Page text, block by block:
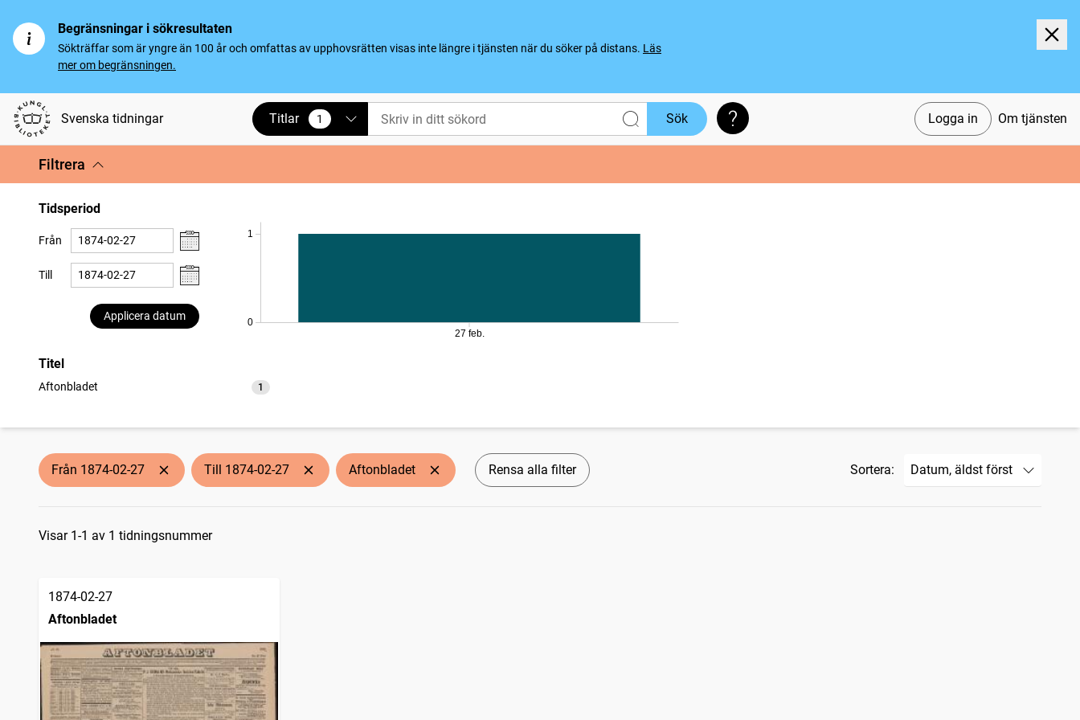
Begränsningar i sökresultaten
Sökträffar som är yngre än 100 år och omfattas av upphovsrätten visas inte längre i tjänsten när du söker på distans. Läs
mer om begränsningen.
Svenska tidningar Logga in Om tjänsten
Titlar 1
vald Sök Söktips
Filtrera
Tidsperiod
Från
Till
Applicera datum
0
1
27 feb.
Titel
Aftonbladet 1
träffar
Från 1874-02-27 Till 1874-02-27 Aftonbladet Rensa alla filter Sortera:
Sökresultat
Visar 1-1 av 1 tidningsnummer
1874-02-27
Aftonbladet